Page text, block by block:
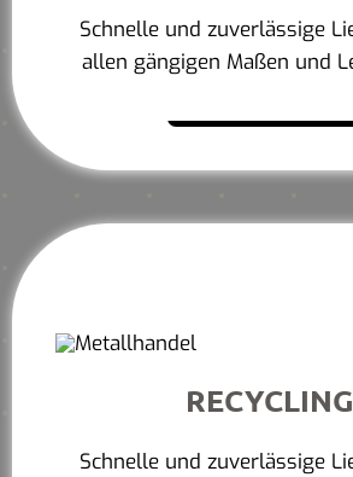
Schnelle und zuverlässige
allen gängigen Maßen und
RECYCLING
Schnelle und zuverlässige